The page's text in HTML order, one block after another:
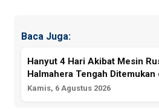
Baca Juga:
Hanyut 4 Hari Akibat Mesin
Halmahera Tengah
Kamis, 6 Agustus 2026